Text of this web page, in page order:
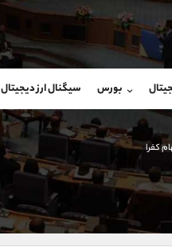
بورس سیگنال ارز دیجیتال
کفرا
شروع گفتگو
@Armteam_admin_por
107